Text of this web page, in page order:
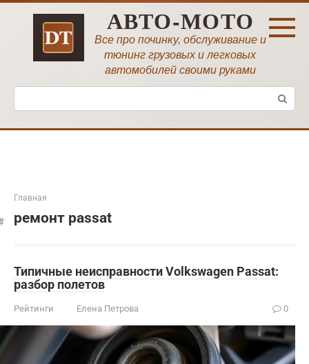
Перейти
АВТО-МОТО
Все про починку, обслуживание и
тюнинг грузовых и легковых
автомобилей своими руками
Поиск:
Главная
ремонт passat
Типичные неисправности Volkswagen Passat:
разбор полетов
Рейтинги Елена Петрова 0